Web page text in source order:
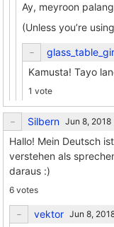
Ay, meyroon
(Unless you’re
Kamusta! Tayo
1 vote
Silbern
Hallo! Mein Deutsch
verstehen als
daraus :)
6 votes
vektor